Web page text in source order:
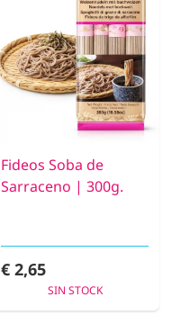
Fideos Soba de
Sarraceno | 300g.
€ 2,65
SIN STOCK